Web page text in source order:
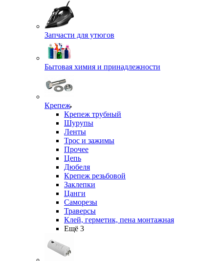
Запчасти для утюгов
Бытовая химия и принадлежности
Крепеж
Крепеж трубный
Шурупы
Ленты
Трос и зажимы
Прочее
Цепь
Дюбеля
Крепеж резьбовой
Заклепки
Цанги
Саморезы
Траверсы
Клей, герметик, пена монтажная
Ещё 3